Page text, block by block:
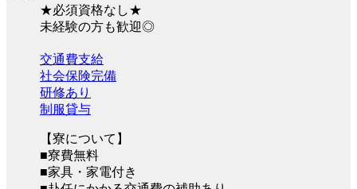
★必須資格なし★
未経験の方も歓迎◎
交通費支給
社会保険完備
研修あり
制服貸与
【寮について】
■寮費無料
■家具・家電付き